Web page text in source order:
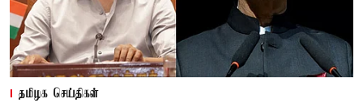
தமிழக செய்திகள்